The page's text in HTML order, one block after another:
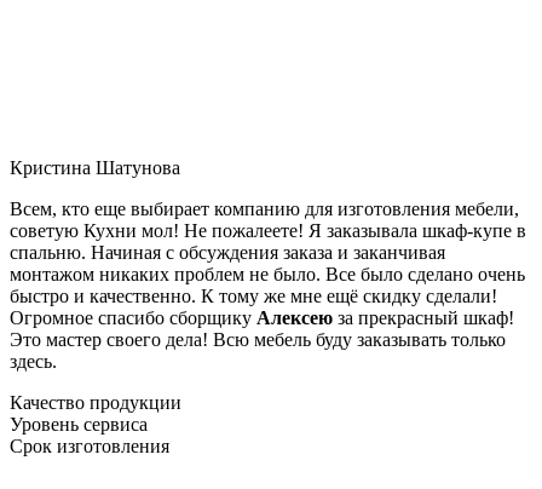
Кристина Шатунова
Всем, кто еще выбирает компанию для изготовления мебели,
советую Кухни мол! Не пожалеете! Я заказывала шкаф-купе в
спальню. Начиная с обсуждения заказа и заканчивая
монтажом никаких проблем не было. Все было сделано очень
быстро и качественно. К тому же мне ещё скидку сделали!
Огромное спасибо сборщику Алексею за прекрасный шкаф!
Это мастер своего дела! Всю мебель буду заказывать только
здесь.
Качество продукции
Уровень сервиса
Срок изготовления